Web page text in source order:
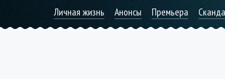
Личная жизнь Анонсы Премьера